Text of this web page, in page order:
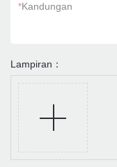
*Kandungan
Lampiran：